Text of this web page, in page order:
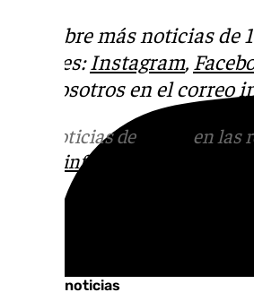
Descubre más noticias de
sociales: Instagram,
con nosotros en el correo
Más noticias de en las
informativos@101tv.es
Últimas noticias